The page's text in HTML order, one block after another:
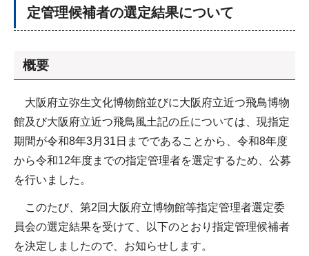
定管理候補者の選定結果について
概要
大阪府立弥生文化博物館並びに大阪府立近つ飛鳥博物
館及び大阪府立近つ飛鳥風土記の丘については、現指定
期間が令和8年3月31日までであることから、令和8年度
から令和12年度までの指定管理者を選定するため、公募
を行いました。
このたび、第2回大阪府立博物館等指定管理者選定委
員会の選定結果を受けて、以下のとおり指定管理候補者
を決定しましたので、お知らせします。